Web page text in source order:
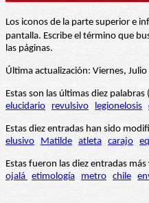
Los iconos de la parte superior e
pantalla. Escribe el término que
las páginas.
Última actualización: Viernes,
Estas son las últimas diez
elucidario
revulsivo legionelosis
Estas diez entradas han sido
elusivo
Matilde atleta carajo
Estas fueron las diez entradas
ojalá etimología metro chile